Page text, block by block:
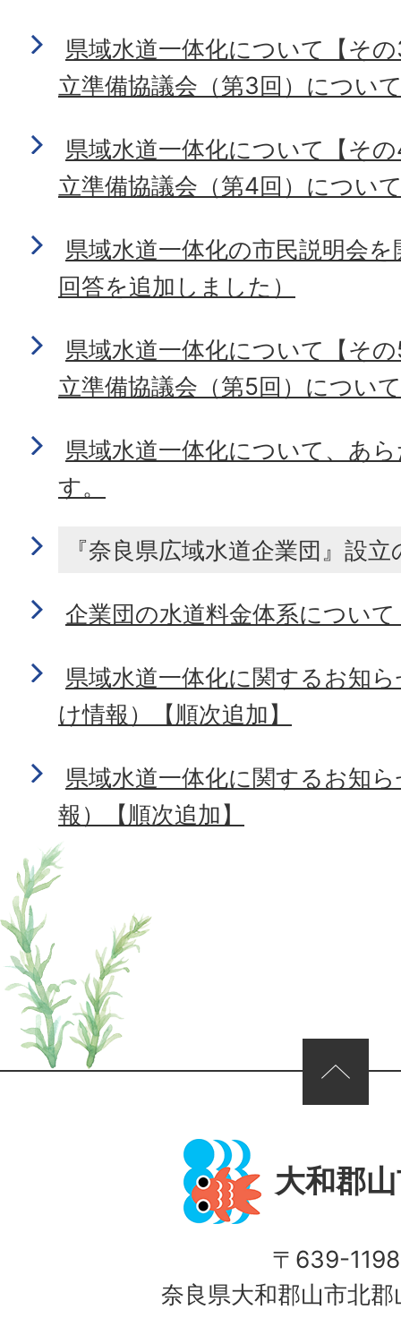
県域水道一体化について【そ
立準備協議会（第3回）につい
県域水道一体化について【そ
立準備協議会（第4回）につい
県域水道一体化の市民説明会
回答を追加しました）
県域水道一体化について【そ
立準備協議会（第5回）につい
県域水道一体化について、あ
す。
『奈良県広域水道企業団』設
企業団の水道料金体系につい
県域水道一体化に関するお知
け情報）【順次追加】
県域水道一体化に関するお知
報）【順次追加】
ページの先頭へ
大和郡
〒639-1198
奈良県大和郡山市北